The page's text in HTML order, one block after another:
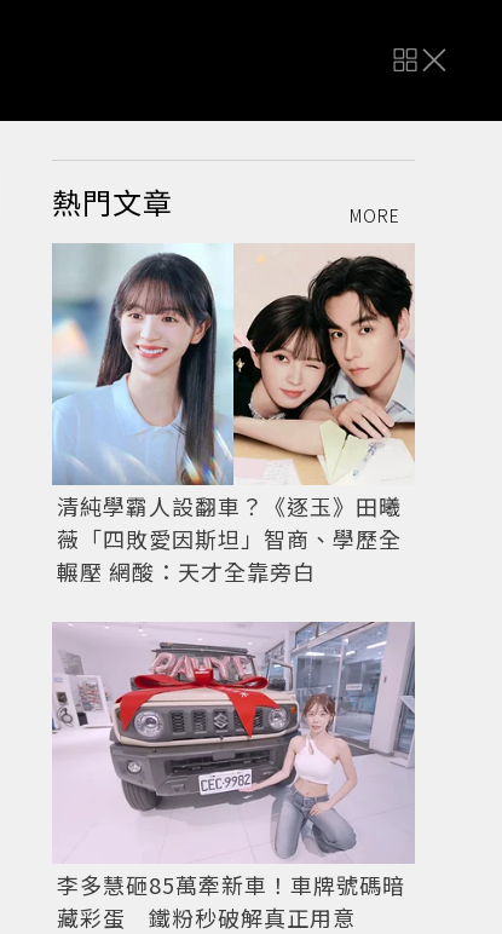
熱門文章 MORE
清純學霸人設翻車？《逐玉》田曦
薇「四敗愛因斯坦」智商、學歷全
輾壓 網酸：天才全靠旁白
李多慧砸85萬牽新車！車牌號碼暗
藏彩蛋 鐵粉秒破解真正用意